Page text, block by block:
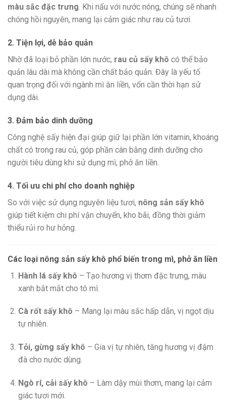
màu sắc đặc trưng. Khi nấu với nước nóng, chúng sẽ nhanh
chóng hồi nguyên, mang lại cảm giác như rau củ tươi.
2. Tiện lợi, dễ bảo quản
Nhờ đã loại bỏ phần lớn nước, rau củ sấy khô có thể bảo
quản lâu dài mà không cần chất bảo quản. Đây là yếu tố
quan trọng đối với ngành mì ăn liền, vốn cần thời hạn sử
dụng dài.
3. Đảm bảo dinh dưỡng
Công nghệ sấy hiện đại giúp giữ lại phần lớn vitamin, khoáng
chất có trong rau củ, góp phần cân bằng dinh dưỡng cho
người tiêu dùng khi sử dụng mì, phở ăn liền.
4. Tối ưu chi phí cho doanh nghiệp
So với việc sử dụng nguyên liệu tươi, nông sản sấy khô
giúp tiết kiệm chi phí vận chuyển, kho bãi, đồng thời giảm
thiểu rủi ro hư hỏng.
Các loại nông sản sấy khô phổ biến trong mì, phở ăn liền
Hành lá sấy khô – Tạo hương vị thơm đặc trưng, màu
xanh bắt mắt cho tô mì.
Cà rốt sấy khô – Mang lại màu sắc hấp dẫn, vị ngọt dịu
tự nhiên.
Tỏi, gừng sấy khô – Gia vị tự nhiên, tăng hương vị đậm
đà cho nước dùng.
Ngò rí, cải sấy khô – Làm dậy mùi thơm, mang lại cảm
giác tươi mới.